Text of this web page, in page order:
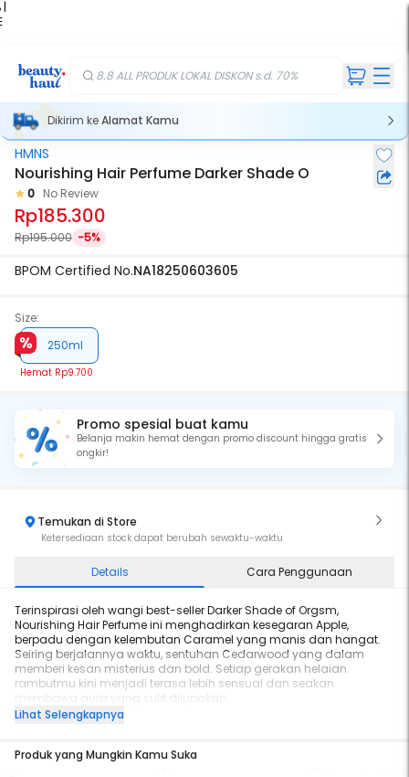
|
8.8 ALL PRODUK LOKAL DISKON s.d. 70%
Dikirim keAlamat Kamu
HMNS
Nourishing Hair Perfume Darker Shade O
0 No Review
Rp185.300
Rp195.000 -5%
BPOM Certified No.NA18250603605
Size:
250ml
Hemat Rp9.700
Promo spesial buat kamu
Belanja makin hemat dengan promo discount hingga gratis
ongkir!
Temukan di Store
Ketersediaan stock dapat berubah sewaktu-waktu
Details Cara Penggunaan
Terinspirasi oleh wangi best-seller Darker Shade of Orgsm,
Nourishing Hair Perfume ini menghadirkan kesegaran Apple,
berpadu dengan kelembutan Caramel yang manis dan hangat.
Seiring berjalannya waktu, sentuhan Cedarwood yang dalam
memberi kesan misterius dan bold. Setiap gerakan helaian
rambutmu kini menjadi terasa lebih sensual dan seakan
membawa aura yang sulit dilupakan.
Soul: Vanilla Beans, Cedarwood, Amber, Vetiver
Lihat Selengkapnya
Produk yang Mungkin Kamu Suka